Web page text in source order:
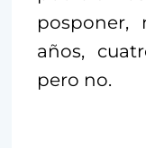
años,
pero no.